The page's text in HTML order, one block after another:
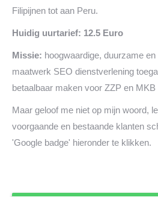
Filipijnen tot aan Peru.
Huidig uurtarief: 12.5 Euro
Missie: hoogwaardige, duurzame
maatwerk SEO dienstverlening
betaalbaar maken voor ZZP en MKB
Maar geloof me niet op mijn woord,
voorgaande en bestaande klanten
'Google badge' hieronder te klikken.